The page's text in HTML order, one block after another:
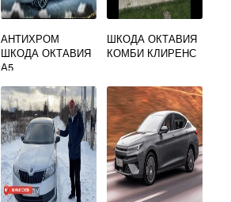
АНТИХРОМ
ШКОДА ОКТАВИЯ
А5
ШКОДА ОКТАВИЯ
КОМБИ КЛИРЕНС